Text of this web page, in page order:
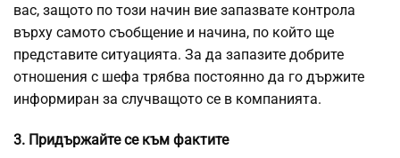
вас, защото по този начин вие запазвате контрола
върху самото съобщение и начина, по който ще
представите ситуацията. За да запазите добрите
отношения с шефа трябва постоянно да го държите
информиран за случващото се в компанията.
3. Придържайте се към фактите